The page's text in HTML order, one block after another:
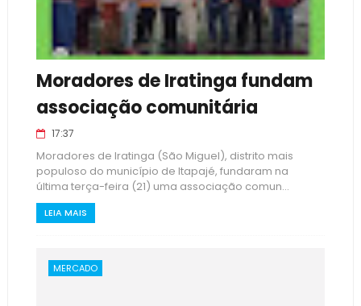
Moradores de Iratinga fundam
associação comunitária
17:37
Moradores de Iratinga (São Miguel), distrito mais
populoso do município de Itapajé, fundaram na
última terça-feira (21) uma associação comun...
LEIA MAIS
MERCADO